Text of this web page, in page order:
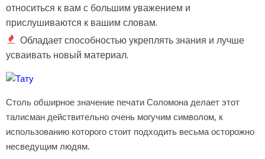
относиться к вам с большим уважением и
прислушиваются к вашим словам.
Обладает способностью укреплять знания и лучше
усваивать новый материал.
Столь обширное значение печати Соломона делает этот
талисман действительно очень могучим символом, к
использованию которого стоит подходить весьма осторожно
несведущим людям.